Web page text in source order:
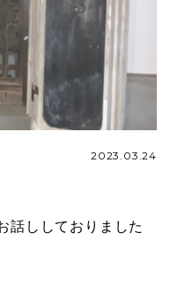
2023.03.24
話ししておりました